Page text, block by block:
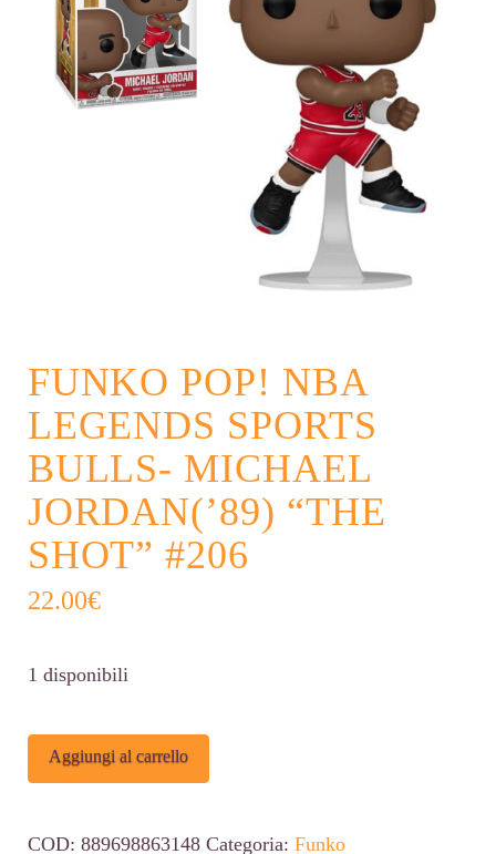
FUNKO POP! NBA
LEGENDS SPORTS
BULLS- MICHAEL
JORDAN(’89) “THE
SHOT” #206
22.00€
1 disponibili
Funko
Pop!
Aggiungi al carrello
COD: 889698863148 Categoria: Funko